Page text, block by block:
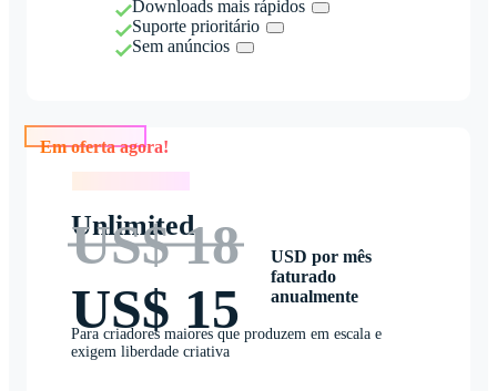
Downloads mais rápidos
Suporte prioritário
Sem anúncios
Unlimited
US$ 18
US$ 15
USD por mês
faturado
anualmente
Para criadores maiores que produzem em escala e
exigem liberdade criativa